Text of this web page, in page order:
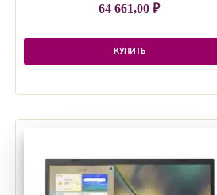
64 661,00₽
КУПИТЬ